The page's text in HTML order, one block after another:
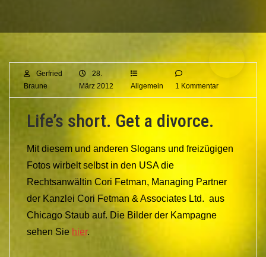
Gerfried
Braune
28.
März 2012
Allgemein 1 Kommentar
Life’s short. Get a divorce.
Mit diesem und anderen Slogans und freizügigen
Fotos wirbelt selbst in den USA die
Rechtsanwältin Cori Fetman, Managing Partner
der Kanzlei Cori Fetman & Associates Ltd. aus
Chicago Staub auf. Die Bilder der Kampagne
sehen Sie hier.